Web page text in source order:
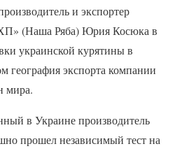
и экспортер
(Наша Ряба) Юрия Косюка в
украинской курятины в
география экспорта компании
мира.
в Украине производитель
прошел независимый тест на